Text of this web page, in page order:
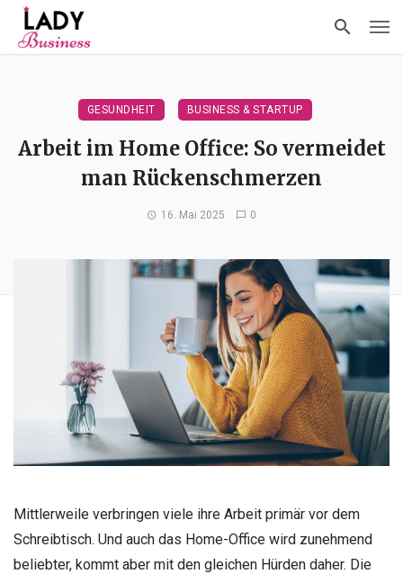
GESUNDHEIT BUSINESS & STARTUP
Arbeit im Home Office: So vermeidet
man Rückenschmerzen
16. Mai 2025 0
Mittlerweile verbringen viele ihre Arbeit primär vor dem
Schreibtisch. Und auch das Home-Office wird zunehmend
beliebter, kommt aber mit den gleichen Hürden daher. Die